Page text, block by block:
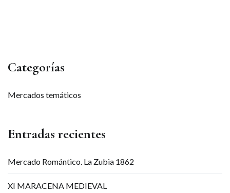
Categorías
Mercados temáticos
Entradas recientes
Mercado Romántico. La Zubia 1862
XI MARACENA MEDIEVAL